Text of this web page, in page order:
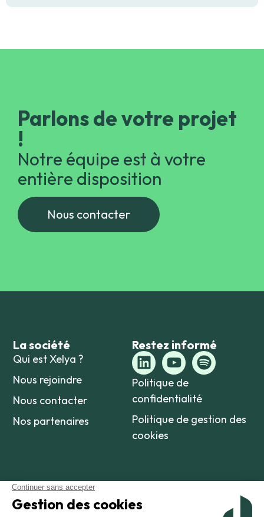
Parlons de votre projet
!
Notre équipe est à votre
entière disposition
Nous contacter
La société
Qui est Xelya ?
Nous rejoindre
Nous contacter
Restez informé
Politique de
confidentialité
Politique de gestion des